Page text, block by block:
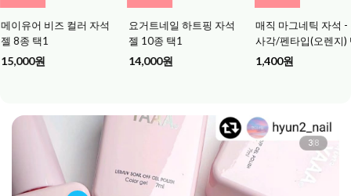
요거트네일 하트핑 자석
젤 10종 택1
14,000원
매직 마그네틱 자석 - 직
사각/펜타입(오렌지) 택1
1,400원
베씨 자석젤
9,800원
3 8